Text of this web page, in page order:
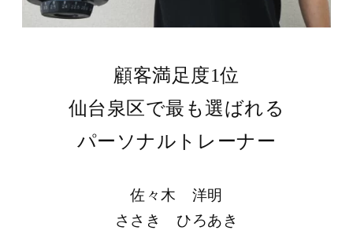
顧客満足度1位
仙台泉区で最も選ばれる
パーソナルトレーナー
佐々木 洋明
ささき ひろあき